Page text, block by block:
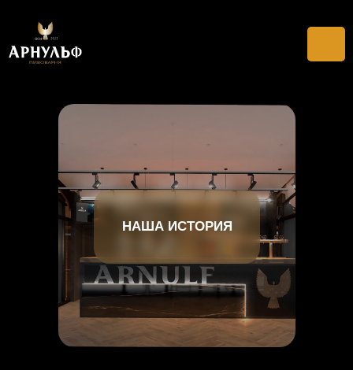
НАША ИСТОРИЯ